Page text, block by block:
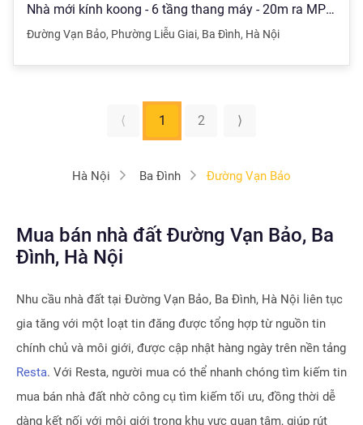
Nhà mới kính koong - 6 tầng thang máy - 20m ra MP - 2 thoáng Vạn Bảo Ba Đình. 40m2. 6 tầng. MT 5.1m
Đường Vạn Bảo, Phường Liễu Giai, Ba Đình, Hà Nội
⟨ 1 2 ⟩
Hà Nội Ba Đình Đường Vạn Bảo
Mua bán nhà đất Đường Vạn Bảo, Ba
Đình, Hà Nội
Nhu cầu nhà đất tại Đường Vạn Bảo, Ba Đình, Hà Nội liên tục
gia tăng với một loạt tin đăng được tổng hợp từ nguồn tin
chính chủ và môi giới, được cập nhật hàng ngày trên nền tảng
Resta. Với Resta, người mua có thể nhanh chóng tìm kiếm tin
mua bán nhà đất nhờ công cụ tìm kiếm tối ưu, đồng thời dễ
dàng kết nối với môi giới trong khu vực quan tâm, giúp rút